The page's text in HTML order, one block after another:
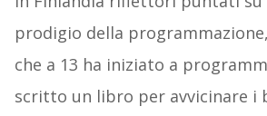
prodigio della programmazione,
che a 13 ha iniziato a
scritto un libro per avvicinare i